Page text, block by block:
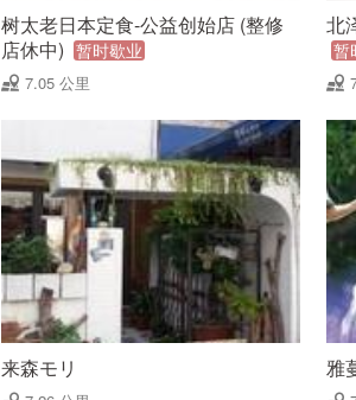
树太老日本定食-公益创始店 (整修
店休中) 暂时歇业
7.05 公里
北
暂
来森モリ 雅